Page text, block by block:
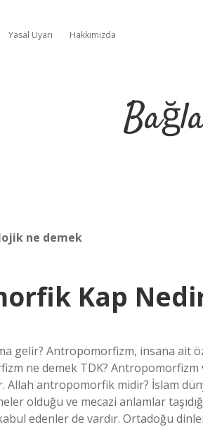
Yasal Uyarı Hakkımızda
ne demek
Kap
gelir? Antropomorfizm, insana ait
ne demek TDK?
Allah antropomorfik midir? İslam
olduğu ve mecazi anlamlar
edenler de vardır. Ortadoğu